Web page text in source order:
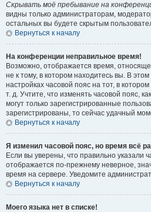
Скрывать моё пребывание на
видны только администраторам,
остальных вы будете скрытым
Вернуться к началу
На конференции неправильное время!
Возможно, отображается время,
не к тому, в котором находитесь вы. В
настройках часовой пояс на тот, в
т. д. Учтите, что изменять часовой пояс,
могут только зарегистрированные
зарегистрированы, то сейчас удачный
Вернуться к началу
Я изменил часовой пояс, но время всё
Если вы уверены, что правильно указали
отображается по-прежнему неверное,
время на сервере. Уведомите
Вернуться к началу
Моего языка нет в списке!